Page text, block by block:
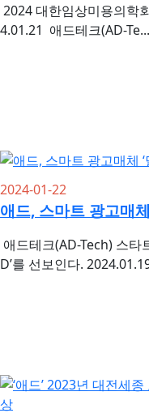
2024 대한임상미용의학
4.01.21 애드테크(AD-Te...
2024-01-22
애드, 스마트 광고매
애드테크(AD-Tech) 스타
D’를 선보인다.